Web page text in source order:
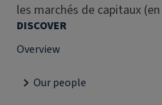
les marchés de capitaux
DISCOVER
Overview
Our people